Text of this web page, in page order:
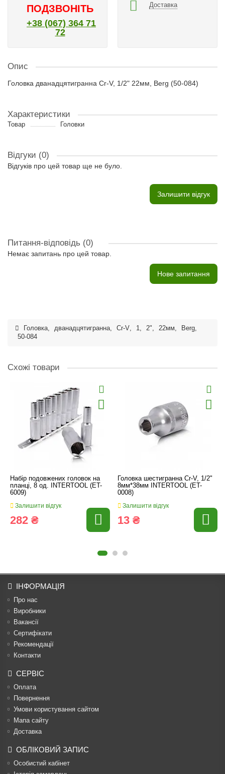
ПОДЗВОНІТЬ
+38 (067) 364 71
72
Доставка
Опис
Головка дванадцятигранна Cr-V, 1/2" 22мм, Berg (50-084)
Характеристики
Товар Головки
Відгуки (0)
Відгуків про цей товар ще не було.
Залишити відгук
Питання-відповідь (0)
Немає запитань про цей товар.
Нове запитання
Головка, дванадцятигранна, Cr-V, 1, 2", 22мм, Berg,
50-084
Схожі товари
Набір подовжених головок на
планці, 8 од. INTERTOOL (ET-
6009)
Залишити відгук
282 ₴
Головка шестигранна Cr-V, 1/2"
8мм*38мм INTERTOOL (ET-
0008)
Залишити відгук
13 ₴
ІНФОРМАЦІЯ
Про нас
Виробники
Вакансії
Сертифікати
Рекомендації
Контакти
СЕРВІС
Оплата
Повернення
Умови користування сайтом
Мапа сайту
Доставка
ОБЛІКОВИЙ ЗАПИС
Особистий кабінет